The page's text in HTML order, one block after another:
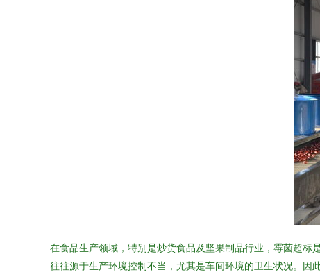
在食品生产领域，特别是炒货食品及坚果制品行业，霉菌超标
往往源于生产环境控制不当，尤其是车间环境的卫生状况。因